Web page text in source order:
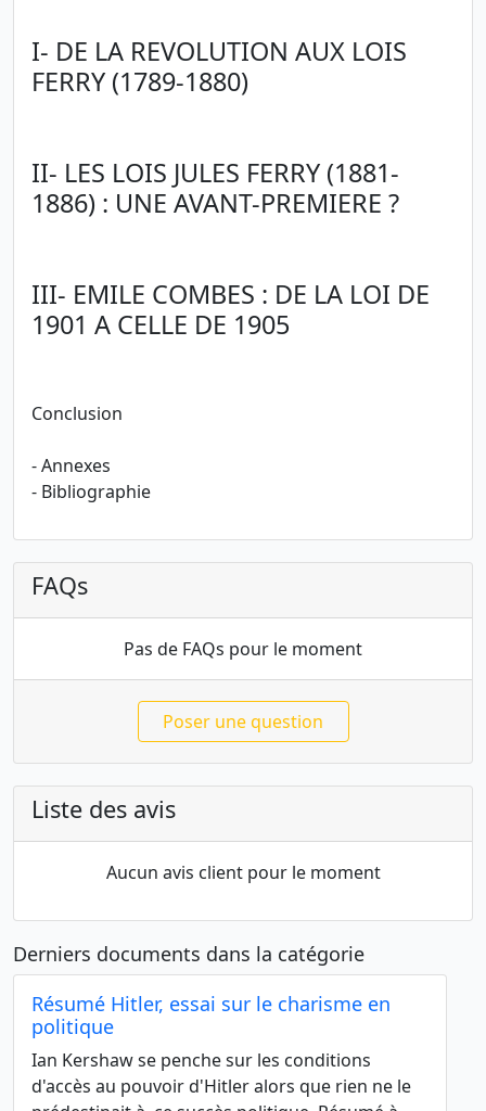
I- DE LA REVOLUTION AUX LOIS
FERRY (1789-1880)
II- LES LOIS JULES FERRY (1881-
1886) : UNE AVANT-PREMIERE ?
III- EMILE COMBES : DE LA LOI DE
1901 A CELLE DE 1905
Conclusion
- Annexes
- Bibliographie
FAQs
Pas de FAQs pour le moment
Poser une question
Liste des avis
Aucun avis client pour le moment
Derniers documents dans la catégorie
Résumé Hitler, essai sur le charisme en
politique
Ian Kershaw se penche sur les conditions
d'accès au pouvoir d'Hitler alors que rien ne le